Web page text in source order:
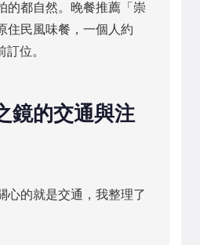
的都自然。晚餐推薦「崇
住民風味餐，一個人約
位。
鏡的交通與注
心的就是交通，我整理了